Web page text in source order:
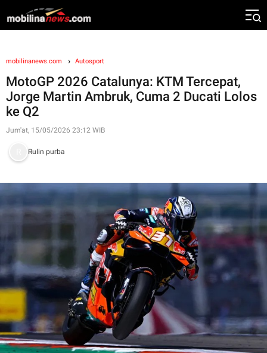
mobilinanews.com Autosport
MotoGP 2026 Catalunya: KTM Tercepat,
Jorge Martin Ambruk, Cuma 2 Ducati Lolos
ke Q2
Jum'at, 15/05/2026 23:12 WIB
Rulin purba